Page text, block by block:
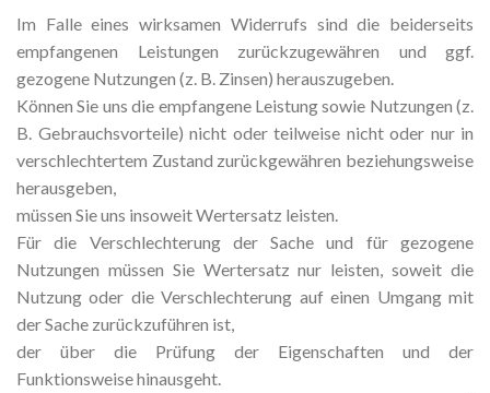
Im Falle eines wirksamen Widerrufs sind die beiderseits
empfangenen Leistungen zurückzugewähren und ggf.
gezogene Nutzungen (z. B. Zinsen) herauszugeben.
Können Sie uns die empfangene Leistung sowie Nutzungen (z.
B. Gebrauchsvorteile) nicht oder teilweise nicht oder nur in
verschlechtertem Zustand zurückgewähren beziehungsweise
herausgeben,
müssen Sie uns insoweit Wertersatz leisten.
Für die Verschlechterung der Sache und für gezogene
Nutzungen müssen Sie Wertersatz nur leisten, soweit die
Nutzung oder die Verschlechterung auf einen Umgang mit
der Sache zurückzuführen ist,
der über die Prüfung der Eigenschaften und der
Funktionsweise hinausgeht.